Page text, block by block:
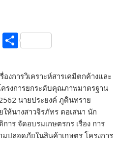
C S
ar
e
งการวิเคราะห์สารเคมีตกค้างและ
รงการยกระดับคุณภาพมาตรฐาน
นายประยงค์ ภูดินทราย
ห้นางสาวจิรภัทร ตอเสนา นัก
าร จัดอบรมเกษตรกร เรื่อง การ
มปลอดภัยในสินค้าเกษตร โครงการ